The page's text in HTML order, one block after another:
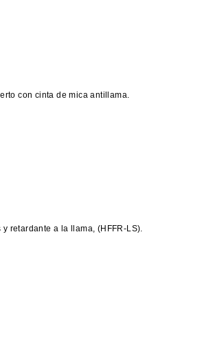
con cinta de mica antillama.
retardante a la llama, (HFFR-LS).